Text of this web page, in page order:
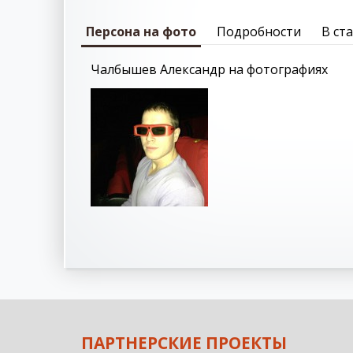
Персона на фото Подробности В
Чалбышев Александр на фотографиях
ПАРТНЕРСКИЕ ПРОЕКТЫ